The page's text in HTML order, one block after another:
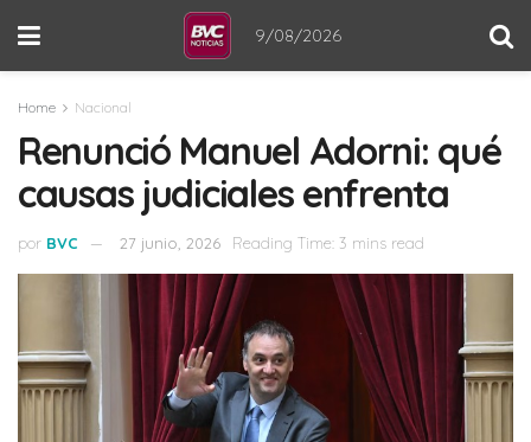
9/08/2026
Home Nacional
Renunció Manuel Adorni: qué
causas judiciales enfrenta
por BVC 27 junio, 2026 Reading Time: 3 mins read